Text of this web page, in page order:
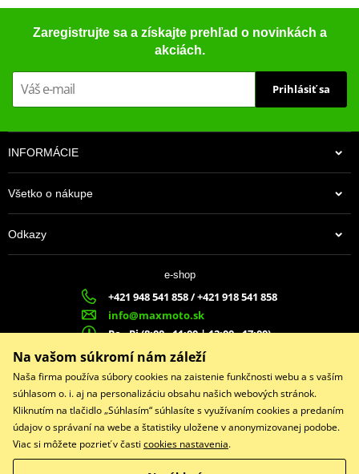
Zaregistrujte sa a získajte prehľad o novinkách a
akciách.
Prihlásiť sa
INFORMÁCIE
Všetko o nákupe
Odkazy
e-shop
+421 948 541 858 / +421 918 541 858
info@maxmoto.sk
Po - Pi (8:00 - 11:00 | 12:00 - 17:00)
MAX
MOTO s.r.o.
Slovenských dobrovoľníkov 1439
022 01 Čadca
Facebook
Na vašom súkromí nám záleží
Naša firma používa súbory cookies na zaistenie funkčnosti webu a s vaším
súhlasom o. i. aj na personalizáciu obsahu našich webových stránok.
Kliknutím na tlačidlo „Súhlasím“ súhlasíte s využívaním cookies a predaním
údajov o správaní na webe a štatistiky uložene v anonymizovanej podobe.
Viac si môžete pozrieť v časti cookies nastavenia.